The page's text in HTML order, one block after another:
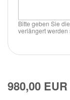
Bitte geben Sie
verlängert werden
980,00 EUR